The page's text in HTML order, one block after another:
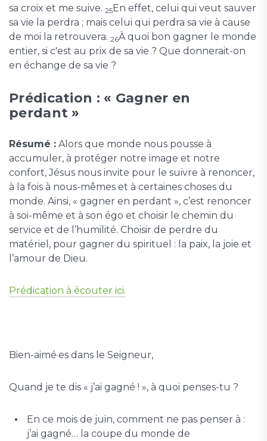
sa croix et me suive. 25En effet, celui qui veut sauver
sa vie la perdra ; mais celui qui perdra sa vie à cause
de moi la retrouvera. 26À quoi bon gagner le monde
entier, si c'est au prix de sa vie ? Que donnerait-on
en échange de sa vie ?
Prédication : « Gagner en
perdant »
Résumé : Alors que monde nous pousse à
accumuler, à protéger notre image et notre
confort, Jésus nous invite pour le suivre à renoncer,
à la fois à nous-mêmes et à certaines choses du
monde. Ainsi, « gagner en perdant », c’est renoncer
à soi-même et à son égo et choisir le chemin du
service et de l’humilité. Choisir de perdre du
matériel, pour gagner du spirituel : la paix, la joie et
l’amour de Dieu.
Prédication à écouter ici.
Bien-aimé·es dans le Seigneur,
Quand je te dis « j’ai gagné ! », à quoi penses-tu ?
En ce mois de juin, comment ne pas penser à :
j’ai gagné… la coupe du monde de